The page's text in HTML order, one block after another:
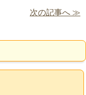
次の記事へ ≫